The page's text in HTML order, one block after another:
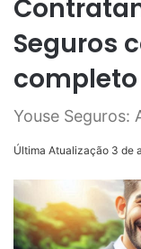
Seguros
completo
Youse Seguros:
Última Atualização 3 de